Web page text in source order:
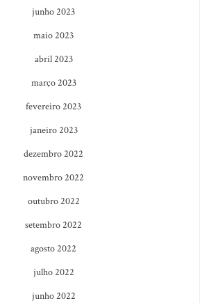
junho 2023
maio 2023
abril 2023
março 2023
fevereiro 2023
janeiro 2023
dezembro 2022
novembro 2022
outubro 2022
setembro 2022
agosto 2022
julho 2022
junho 2022